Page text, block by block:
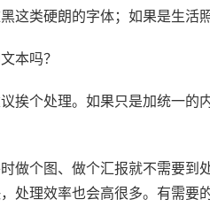
这类硬朗的字体；如果是生活
本吗？
挨个处理。如果只是加统一的
做个图、做个汇报就不需要到
处理效率也会高很多。有需要